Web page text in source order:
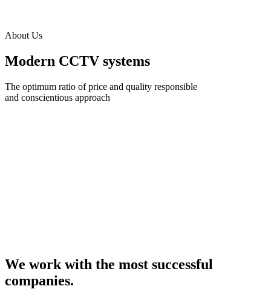
About Us
Modern CCTV systems
The optimum ratio of price and quality responsible
and conscientious approach
We work with the most successful
companies.